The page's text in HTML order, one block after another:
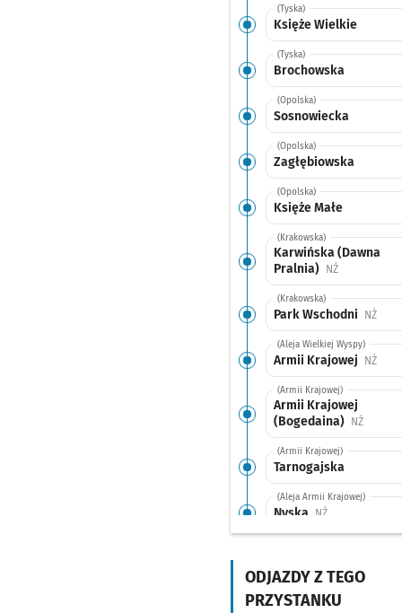
(Tyska)
Księże Wielkie
(Tyska)
Brochowska
(Opolska)
Sosnowiecka
(Opolska)
Zagłębiowska
(Opolska)
Księże Małe
(Krakowska)
Karwińska (Dawna
Pralnia)
NŻPrzystanek
(Krakowska)
Park Wschodni NŻ
(Aleja Wielkiej Wyspy)
Armii Krajowej NŻ
(Armii Krajowej)
Armii Krajowej
(Bogedaina)
NŻ
(Armii Krajowej)
Tarnogajska
(Aleja Armii Krajowej)
Nyska NŻPrzystanek na
Kamienna
ODJAZDY Z TEGO
PRZYSTANKU